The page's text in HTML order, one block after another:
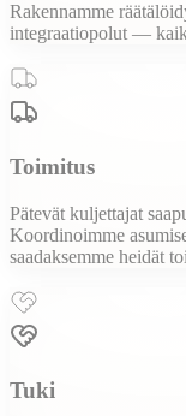
Rakennamme
integraatiopolut —
Toimitus
Pätevät kuljettajat
Koordinoimme
saadaksemme heidät
Tuki